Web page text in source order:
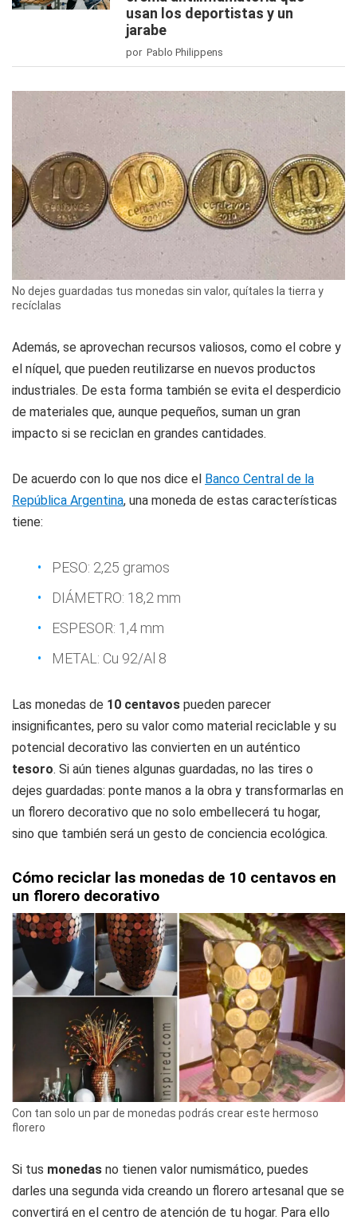
usan los deportistas y un
jarabe
por Pablo Philippens
No dejes guardadas tus monedas sin valor, quítales la tierra y
recíclalas
Además, se aprovechan recursos valiosos, como el cobre y
el níquel, que pueden reutilizarse en nuevos productos
industriales. De esta forma también se evita el desperdicio
de materiales que, aunque pequeños, suman un gran
impacto si se reciclan en grandes cantidades.
De acuerdo con lo que nos dice el Banco Central de la
República Argentina, una moneda de estas características
tiene:
PESO: 2,25 gramos
DIÁMETRO: 18,2 mm
ESPESOR: 1,4 mm
METAL: Cu 92/Al 8
Las monedas de 10 centavos pueden parecer
insignificantes, pero su valor como material reciclable y su
potencial decorativo las convierten en un auténtico
tesoro. Si aún tienes algunas guardadas, no las tires o
dejes guardadas: ponte manos a la obra y transformarlas en
un florero decorativo que no solo embellecerá tu hogar,
sino que también será un gesto de conciencia ecológica.
Cómo reciclar las monedas de 10 centavos en
un florero decorativo
Con tan solo un par de monedas podrás crear este hermoso
florero
Si tus monedas no tienen valor numismático, puedes
darles una segunda vida creando un florero artesanal que se
convertirá en el centro de atención de tu hogar. Para ello